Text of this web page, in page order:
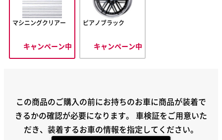
マシニングクリアー
キャンペーン中
ピアノブラック
キャンペーン中
この商品のご購入の前にお持ちのお車に商品が装着で
きるかの確認が必要になります。 車検証をご用意いた
だき、装着するお車の情報を指定してください。